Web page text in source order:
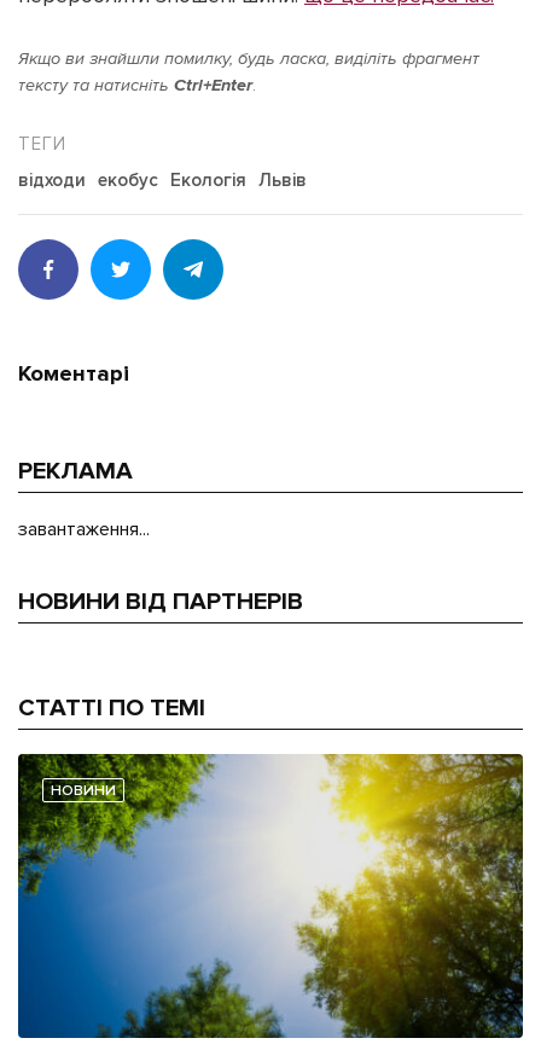
Якщо ви знайшли помилку, будь ласка, виділіть фрагмент
тексту та натисніть Ctrl+Enter.
відходи екобус Екологія Львів
Коментарі
РЕКЛАМА
завантаження...
НОВИНИ ВІД ПАРТНЕРІВ
СТАТТІ ПО ТЕМІ
НОВИНИ